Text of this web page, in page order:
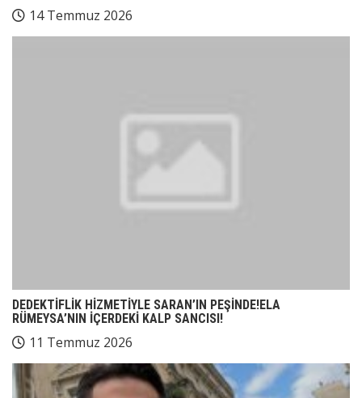
14 Temmuz 2026
DEDEKTİFLİK HİZMETİYLE SARAN’IN PEŞİNDE!ELA
RÜMEYSA’NIN İÇERDEKİ KALP SANCISI!
11 Temmuz 2026